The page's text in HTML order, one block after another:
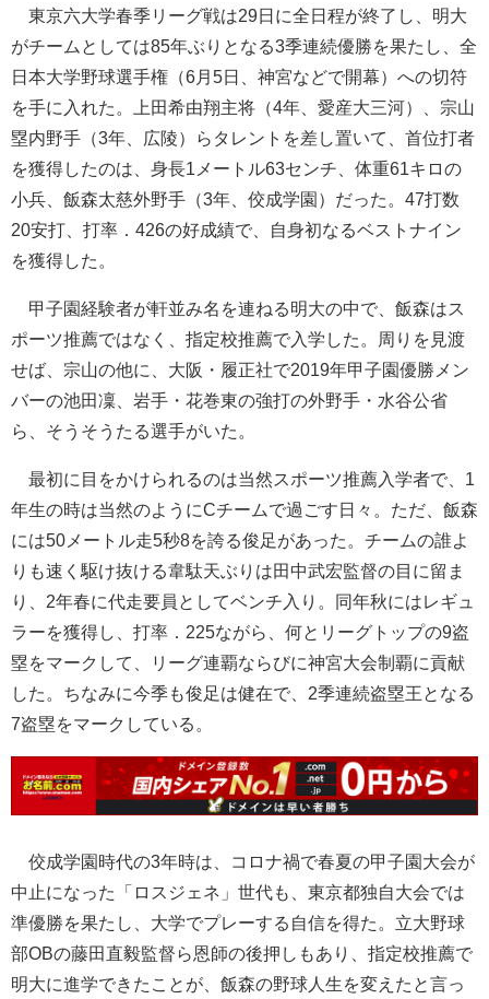
東京六大学春季リーグ戦は29日に全日程が終了し、明大
がチームとしては85年ぶりとなる3季連続優勝を果たし、全
日本大学野球選手権（6月5日、神宮などで開幕）への切符
を手に入れた。上田希由翔主将（4年、愛産大三河）、宗山
塁内野手（3年、広陵）らタレントを差し置いて、首位打者
を獲得したのは、身長1メートル63センチ、体重61キロの
小兵、飯森太慈外野手（3年、佼成学園）だった。47打数
20安打、打率．426の好成績で、自身初なるベストナイン
を獲得した。
甲子園経験者が軒並み名を連ねる明大の中で、飯森はス
ポーツ推薦ではなく、指定校推薦で入学した。周りを見渡
せば、宗山の他に、大阪・履正社で2019年甲子園優勝メン
バーの池田凜、岩手・花巻東の強打の外野手・水谷公省
ら、そうそうたる選手がいた。
最初に目をかけられるのは当然スポーツ推薦入学者で、1
年生の時は当然のようにCチームで過ごす日々。ただ、飯森
には50メートル走5秒8を誇る俊足があった。チームの誰よ
りも速く駆け抜ける韋駄天ぶりは田中武宏監督の目に留ま
り、2年春に代走要員としてベンチ入り。同年秋にはレギュ
ラーを獲得し、打率．225ながら、何とリーグトップの9盗
塁をマークして、リーグ連覇ならびに神宮大会制覇に貢献
した。ちなみに今季も俊足は健在で、2季連続盗塁王となる
7盗塁をマークしている。
佼成学園時代の3年時は、コロナ禍で春夏の甲子園大会が
中止になった「ロスジェネ」世代も、東京都独自大会では
準優勝を果たし、大学でプレーする自信を得た。立大野球
部OBの藤田直毅監督ら恩師の後押しもあり、指定校推薦で
明大に進学できたことが、飯森の野球人生を変えたと言っ